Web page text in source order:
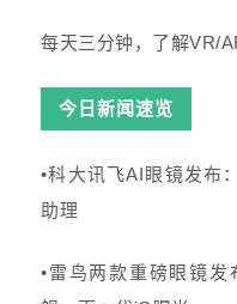
每天三分钟，了解VR/
今日新闻速览
•科大讯飞AI眼镜发布
助理
•雷鸟两款重磅眼镜发